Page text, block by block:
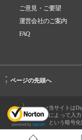
ご意見・ご要望
運営会社のご案内
FAQ
-
↑ ページの先頭へ
当サイトは
によって入
という暗号